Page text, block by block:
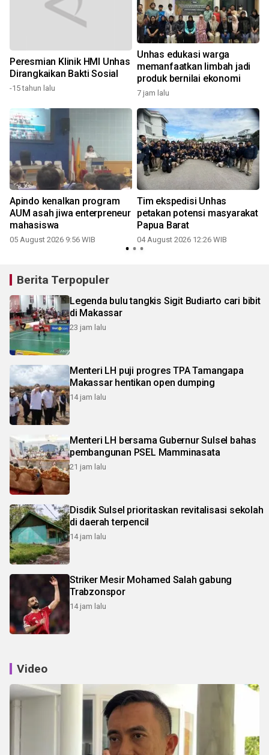
Peresmian Klinik HMI Unhas
Dirangkaikan Bakti Sosial
-15 tahun lalu
Unhas edukasi warga
memanfaatkan limbah jadi
produk bernilai ekonomi
7 jam lalu
Apindo kenalkan program
AUM asah jiwa enterpreneur
mahasiswa
05 August 2026 9:56 WIB
Tim ekspedisi Unhas
petakan potensi masyarakat
Papua Barat
04 August 2026 12:26 WIB
Berita Terpopuler
Legenda bulu tangkis Sigit Budiarto cari bibit
di Makassar
23 jam lalu
Menteri LH puji progres TPA Tamangapa
Makassar hentikan open dumping
14 jam lalu
Menteri LH bersama Gubernur Sulsel bahas
pembangunan PSEL Mamminasata
21 jam lalu
Disdik Sulsel prioritaskan revitalisasi sekolah
di daerah terpencil
14 jam lalu
Striker Mesir Mohamed Salah gabung
Trabzonspor
14 jam lalu
Video